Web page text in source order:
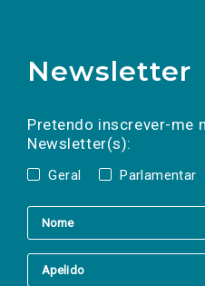
Newsletter
Pretendo inscrever-me
Newsletter(s):
Geral Parlamentar
a(s) newsletter(s).
mail